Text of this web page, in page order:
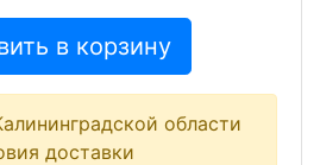
в корзину
области
доставки